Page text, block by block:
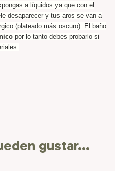
a líquidos ya que con el
desaparecer y tus aros se van a
(plateado más oscuro). El baño
por lo tanto debes probarlo si
gustar...